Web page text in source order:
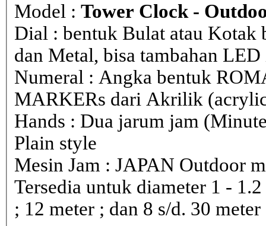
Model : Tower Clock -
Dial : bentuk Bulat atau
dan Metal, bisa tambahan
Numeral : Angka bentuk
MARKERs dari Akrilik
Hands : Dua jarum jam
Plain style
Mesin Jam : JAPAN Outdoor
Tersedia untuk diameter 1 -
; 12 meter ; dan 8 s/d. 30 meter